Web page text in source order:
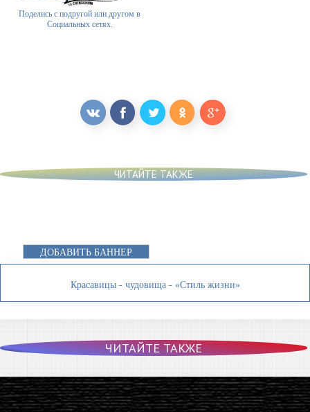
Поделись с подругой или другом в
Социальных сетях.
ЧИТАЙТЕ ТАКЖЕ
ДОБАВИТЬ БАННЕР
Красавицы - чудовища - «Стиль жизни»
ЧИТАЙТЕ ТАКЖЕ